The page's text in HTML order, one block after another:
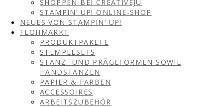
SHOPPEN BEI CREATIVEJU
STAMPIN‘ UP! ONLINE-SHOP
NEUES VON STAMPIN‘ UP!
FLOHMARKT
PRODUKTPAKETE
STEMPELSETS
STANZ- UND PRÄGEFORMEN SOWIE
HANDSTANZEN
PAPIER & FARBEN
ACCESSOIRES
ARBEITSZUBEHÖR